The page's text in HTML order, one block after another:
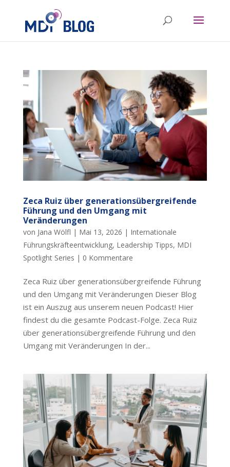
Zeca Ruiz über generationsübergreifende
Führung und den Umgang mit
Veränderungen
von Jana Wölfl | Mai 13, 2026 | Internationale
Führungskräfteentwicklung, Leadership Tipps, MDI
Spotlight Series | 0 Kommentare
Zeca Ruiz über generationsübergreifende Führung
und den Umgang mit Veränderungen Dieser Blog
ist ein Auszug aus unserem neuen Podcast! Hier
findest du die gesamte Podcast-Folge. Zeca Ruiz
über generationsübergreifende Führung und den
Umgang mit Veränderungen In der...